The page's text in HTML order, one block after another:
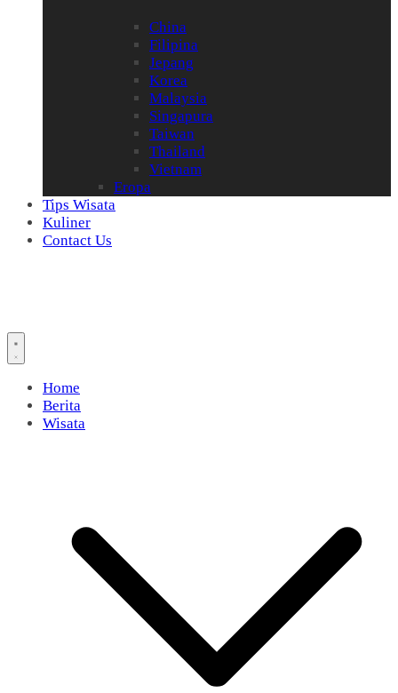
China
Filipina
Jepang
Korea
Malaysia
Singapura
Taiwan
Thailand
Vietnam
Eropa
Tips Wisata
Kuliner
Contact Us
Home
Berita
Wisata